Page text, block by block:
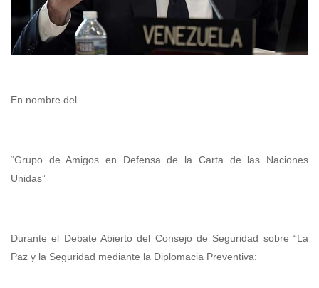
En nombre del
“Grupo de Amigos en Defensa de la Carta de las Naciones
Unidas”
Durante el Debate Abierto del Consejo de Seguridad sobre “La
Paz y la Seguridad mediante la Diplomacia Preventiva: